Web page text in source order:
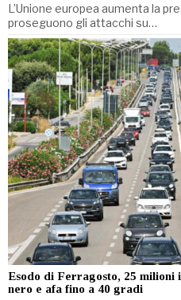
L’Unione europea aumenta la
proseguono gli attacchi su…
Esodo di Ferragosto, 25
nero e afa fino a 40 gradi